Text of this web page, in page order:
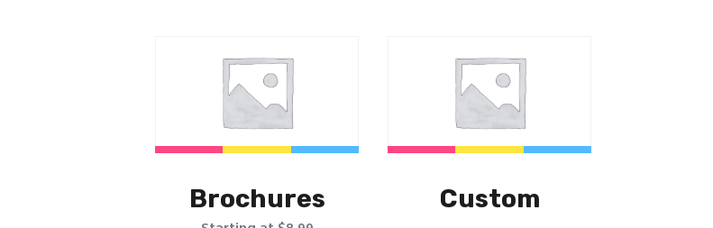
Brochures
Custom